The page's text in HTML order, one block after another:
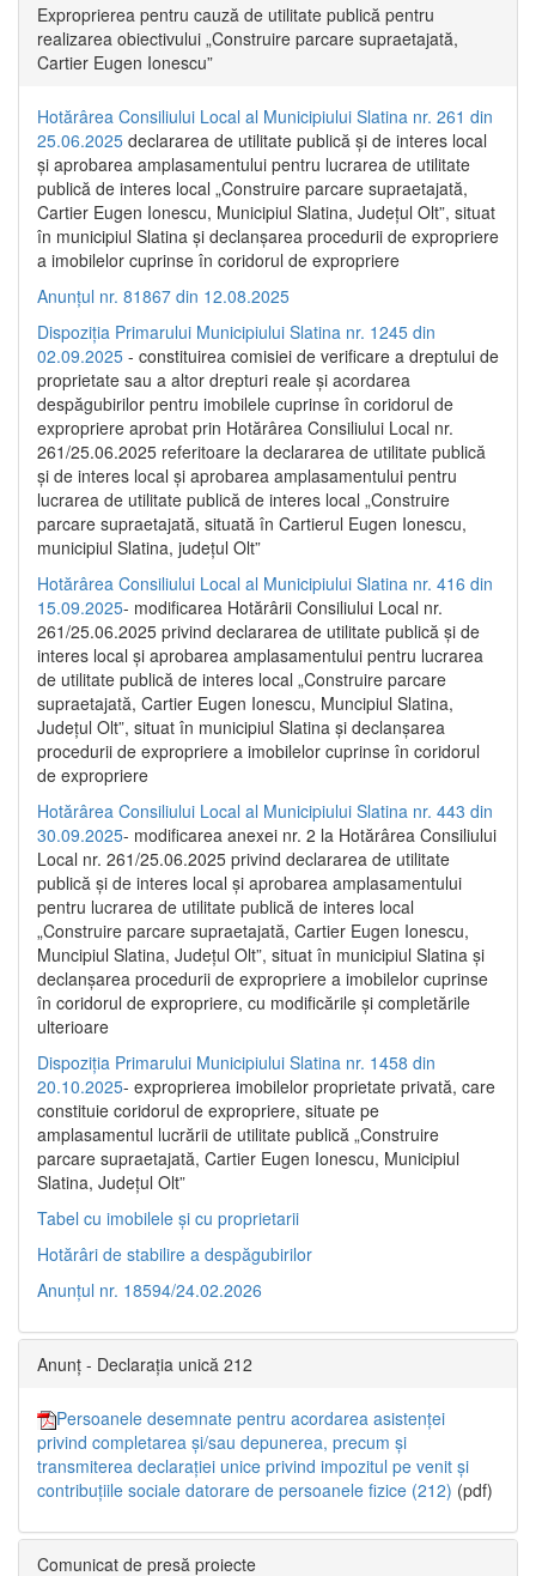
Exproprierea pentru cauză de utilitate publică pentru
realizarea obiectivului „Construire parcare supraetajată,
Cartier Eugen Ionescu”
Hotărârea Consiliului Local al Municipiului Slatina nr. 261 din
25.06.2025 declararea de utilitate publică și de interes local
și aprobarea amplasamentului pentru lucrarea de utilitate
publică de interes local „Construire parcare supraetajată,
Cartier Eugen Ionescu, Municipiul Slatina, Județul Olt”, situat
în municipiul Slatina și declanșarea procedurii de expropriere
a imobilelor cuprinse în coridorul de expropriere
Anunțul nr. 81867 din 12.08.2025
Dispoziția Primarului Municipiului Slatina nr. 1245 din
02.09.2025 - constituirea comisiei de verificare a dreptului de
proprietate sau a altor drepturi reale și acordarea
despăgubirilor pentru imobilele cuprinse în coridorul de
expropriere aprobat prin Hotărârea Consiliului Local nr.
261/25.06.2025 referitoare la declararea de utilitate publică
și de interes local și aprobarea amplasamentului pentru
lucrarea de utilitate publică de interes local „Construire
parcare supraetajată, situată în Cartierul Eugen Ionescu,
municipiul Slatina, județul Olt”
Hotărârea Consiliului Local al Municipiului Slatina nr. 416 din
15.09.2025- modificarea Hotărârii Consiliului Local nr.
261/25.06.2025 privind declararea de utilitate publică și de
interes local și aprobarea amplasamentului pentru lucrarea
de utilitate publică de interes local „Construire parcare
supraetajată, Cartier Eugen Ionescu, Muncipiul Slatina,
Județul Olt”, situat în municipiul Slatina și declanșarea
procedurii de expropriere a imobilelor cuprinse în coridorul
de expropriere
Hotărârea Consiliului Local al Municipiului Slatina nr. 443 din
30.09.2025- modificarea anexei nr. 2 la Hotărârea Consiliului
Local nr. 261/25.06.2025 privind declararea de utilitate
publică şi de interes local şi aprobarea amplasamentului
pentru lucrarea de utilitate publică de interes local
„Construire parcare supraetajată, Cartier Eugen Ionescu,
Muncipiul Slatina, Judeţul Olt”, situat în municipiul Slatina şi
declanşarea procedurii de expropriere a imobilelor cuprinse
în coridorul de expropriere, cu modificările şi completările
ulterioare
Dispoziția Primarului Municipiului Slatina nr. 1458 din
20.10.2025- exproprierea imobilelor proprietate privată, care
constituie coridorul de expropriere, situate pe
amplasamentul lucrării de utilitate publică „Construire
parcare supraetajată, Cartier Eugen Ionescu, Municipiul
Slatina, Județul Olt”
Tabel cu imobilele și cu proprietarii
Hotărâri de stabilire a despăgubirilor
Anunțul nr. 18594/24.02.2026
Anunț - Declarația unică 212
Persoanele desemnate pentru acordarea asistenței
privind completarea și/sau depunerea, precum și
transmiterea declarației unice privind impozitul pe venit și
contribuțiile sociale datorare de persoanele fizice (212) (pdf)
Comunicat de presă proiecte